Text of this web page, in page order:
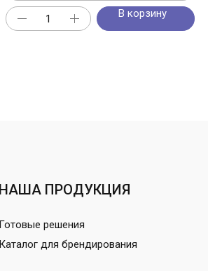
В корзину
НАША ПРОДУКЦИЯ
Готовые решения
Каталог для брендирования